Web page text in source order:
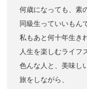
何歳になっても、素
同級生っていいもん
私もあと何十年生き
人生を楽しむライフ
色んな人と、美味し
旅をしながら、